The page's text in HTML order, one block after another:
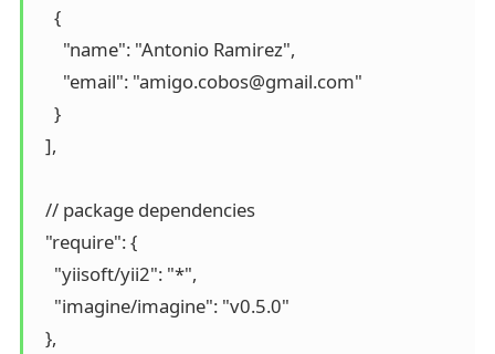
    {
      "name": "Antonio Ramirez",
      "email": "amigo.cobos@gmail.com"
    }
  ],
  // package dependencies
  "require": {
    "yiisoft/yii2": "*",
    "imagine/imagine": "v0.5.0"
  },